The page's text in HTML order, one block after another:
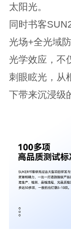
太阳光。
同时书客
光场+全光域
光学效应，不
刺眼眩光，从
下带来沉浸级